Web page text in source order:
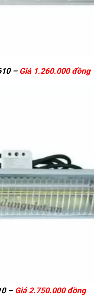
– Giá 1.260.000 đồng
– Giá 2.750.000 đồng